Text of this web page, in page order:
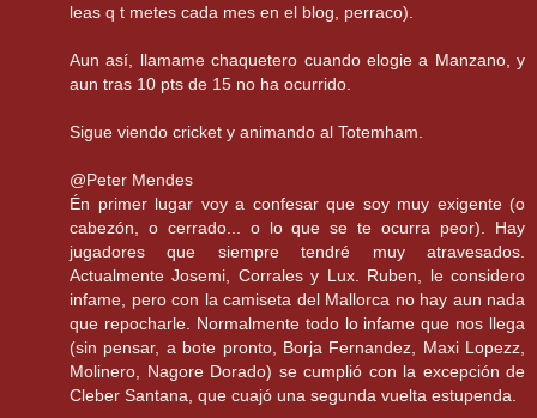
leas q t metes cada mes en el blog, perraco).
Aun así, llamame chaquetero cuando elogie a Manzano, y
aun tras 10 pts de 15 no ha ocurrido.
Sigue viendo cricket y animando al Totemham.
@Peter Mendes
Én primer lugar voy a confesar que soy muy exigente (o
cabezón, o cerrado... o lo que se te ocurra peor). Hay
jugadores que siempre tendré muy atravesados.
Actualmente Josemi, Corrales y Lux. Ruben, le considero
infame, pero con la camiseta del Mallorca no hay aun nada
que repocharle. Normalmente todo lo infame que nos llega
(sin pensar, a bote pronto, Borja Fernandez, Maxi Lopezz,
Molinero, Nagore Dorado) se cumplió con la excepción de
Cleber Santana, que cuajó una segunda vuelta estupenda.